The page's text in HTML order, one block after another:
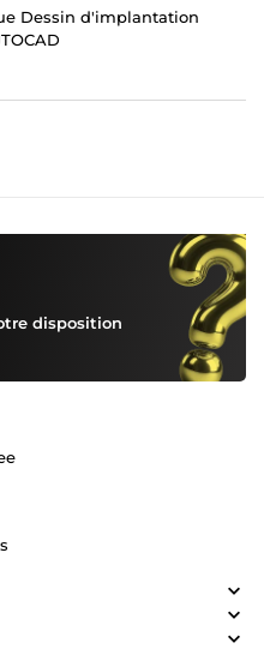
Dessin d'implantation
disposition